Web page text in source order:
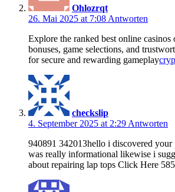
Ohlozrqt
26. Mai 2025 at 7:08 Antworten
Explore the ranked best online casinos
bonuses, game selections, and
for secure and rewarding gameplay
checkslip
4. September 2025 at 2:29 Antworten
940891 342013hello i discovered your
was really informational likewise i
about repairing lap tops Click Here